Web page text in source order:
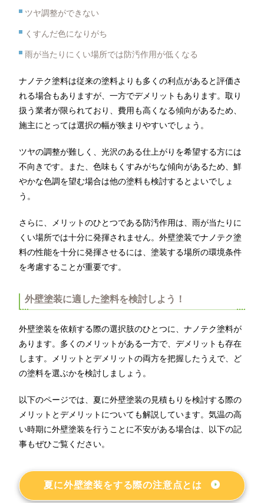
ツヤ調整ができない
くすんだ色になりがち
雨が当たりにくい場所では防汚作用が低くなる
ナノテク塗料は従来の塗料よりも多くの利点があると評価さ
れる場合もありますが、一方でデメリットもあります。取り
扱う業者が限られており、費用も高くなる傾向があるため、
施主にとっては選択の幅が狭まりやすいでしょう。
ツヤの調整が難しく、光沢のある仕上がりを希望する方には
不向きです。また、色味もくすみがちな傾向があるため、鮮
やかな色調を望む場合は他の塗料も検討するとよいでしょ
う。
さらに、メリットのひとつである防汚作用は、雨が当たりに
くい場所では十分に発揮されません。外壁塗装でナノテク塗
料の性能を十分に発揮させるには、塗装する場所の環境条件
を考慮することが重要です。
外壁塗装に適した塗料を検討しよう！
外壁塗装を依頼する際の選択肢のひとつに、ナノテク塗料が
あります。多くのメリットがある一方で、デメリットも存在
します。メリットとデメリットの両方を把握したうえで、ど
の塗料を選ぶかを検討しましょう。
以下のページでは、夏に外壁塗装の見積もりを検討する際の
メリットとデメリットについても解説しています。気温の高
い時期に外壁塗装を行うことに不安がある場合は、以下の記
事もぜひご覧ください。
夏に外壁塗装をする際の注意点とは